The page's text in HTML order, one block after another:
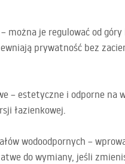
można je regulować od góry
prywatność bez
– estetyczne i odporne na
łazienkowej.
wodoodpornych –
do wymiany, jeśli